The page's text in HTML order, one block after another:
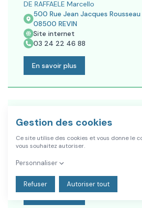
DE RAFFAELE Marcello
500 Rue Jean Jacques Rousseau
08500 REVIN
Site internet
03 24 22 46 88
En savoir plus
CTAR Revinois - AUTOVISION
MESSINA Biagio
4 avenue du Général de Gaulle
Site internet